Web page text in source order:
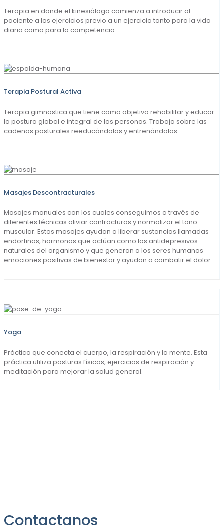
Terapia en donde el kinesiólogo comienza a introducir al
paciente a los ejercicios previo a un ejercicio tanto para la vida
diaria como para la competencia.
Terapia Postural Activa
Terapia gimnastica que tiene como objetivo rehabilitar y educar
la postura global e integral de las personas. Trabaja sobre las
cadenas posturales reeducándolas y entrenándolas.
Masajes Descontracturales
Masajes manuales con los cuales conseguimos a través de
diferentes técnicas aliviar contracturas y normalizar el tono
muscular. Estos masajes ayudan a liberar sustancias llamadas
endorfinas, hormonas que actúan como los antidepresivos
naturales del organismo y que generan a los seres humanos
emociones positivas de bienestar y ayudan a combatir el dolor.
Yoga
Práctica que conecta el cuerpo, la respiración y la mente. Esta
práctica utiliza posturas físicas, ejercicios de respiración y
meditación para mejorar la salud general.
Contactanos